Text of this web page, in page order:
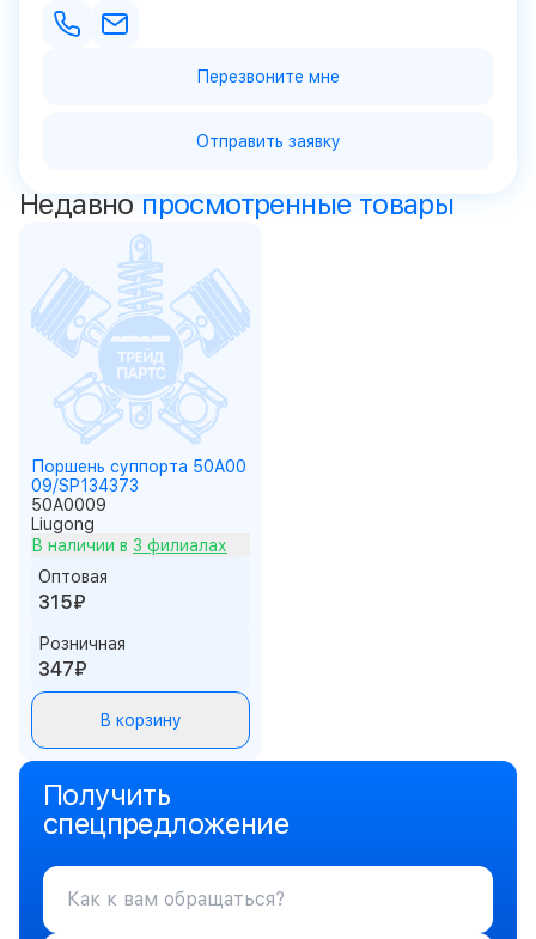
Перезвоните мне
Отправить заявку
Недавно просмотренные товары
Поршень суппорта 50A00
09/SP134373
50A0009
Liugong
В наличии в 3 филиалах
Оптовая
315₽
Розничная
347₽
В корзину
Получить
спецпредложение